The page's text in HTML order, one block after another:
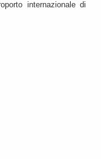
internazionale di